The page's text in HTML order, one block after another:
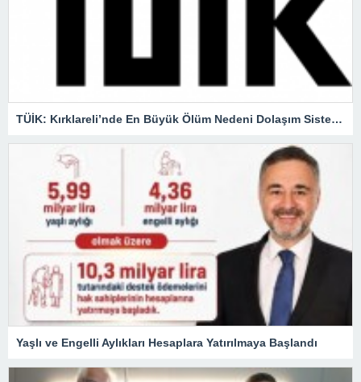
TÜİK: Kırklareli’nde En Büyük Ölüm Nedeni Dolaşım Sistemi Hastalıkları
Yaşlı ve Engelli Aylıkları Hesaplara Yatırılmaya Başlandı